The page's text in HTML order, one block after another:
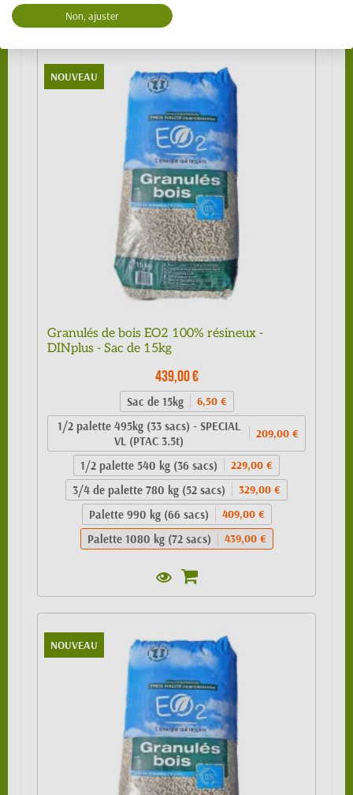
NOUVEAU
Granulés de bois EO2 100% résineux -
DINplus - Sac de 15kg
439,00 €
Sac de 15kg 6,50 €
1/2 palette 495kg (33 sacs) - SPECIAL
VL (PTAC 3.5t)
209,00 €
1/2 palette 540 kg (36 sacs) 229,00 €
3/4 de palette 780 kg (52 sacs) 329,00 €
Palette 990 kg (66 sacs) 409,00 €
Palette 1080 kg (72 sacs) 439,00 €
NOUVEAU
Non, ajuster